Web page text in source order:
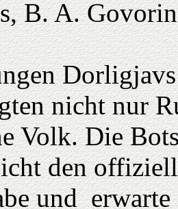
B. A.
nicht nur
Volk. Die
den
und